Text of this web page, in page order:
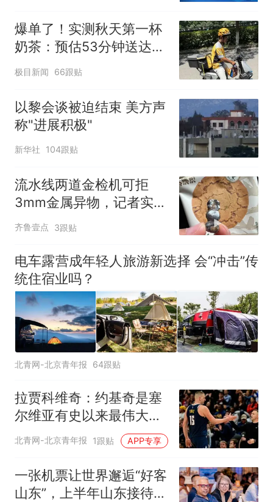
爆单了！实测秋天第一杯
奶茶：预估53分钟送达，
实际耗时92分钟
极目新闻 66跟贴
以黎会谈被迫结束 美方声
称"进展积极"
新华社 104跟贴
流水线两道金检机可拒
3mm金属异物，记者实探
泸溪河车间！公司回应为
何选择谅解
齐鲁壹点 3跟贴
电车露营成年轻人旅游新选择 会“冲击”传
统住宿业吗？
北青网-北京青年报 64跟贴
拉贾科维奇：约基奇是塞
尔维亚有史以来最伟大的
球员
北青网-北京青年报 1跟贴 APP专享
一张机票让世界邂逅“好客
山东”，上半年山东接待入